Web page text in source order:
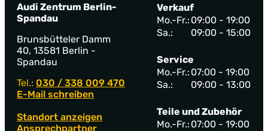
Audi Zentrum Berlin-
Spandau
Brunsbütteler Damm
40, 13581 Berlin -
Spandau
Tel.: 030 / 338 009 470
E-Mail schreiben
Standort anzeigen
Ansprechpartner
Verkauf
Mo.-Fr.: 09:00 - 19:00
Sa.:
09:00 - 15:00
Service
Mo.-Fr.: 07:00 - 19:00
Sa.:
09:00 - 13:00
Teile und Zubehör
Mo.-Fr.: 07:00 - 19:00